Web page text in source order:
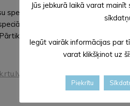
speciālists)
kvalitātes speciālists)
studiju-programmas/
Jūs jebkurā laikā varat
Iegūt vairāk informācijas par
varat klikšķinot uz
Piekrītu